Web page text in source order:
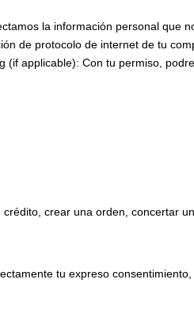
la información personal que
de protocolo de internet de tu
applicable): Con tu permiso,
crear una orden, concertar
tu expreso